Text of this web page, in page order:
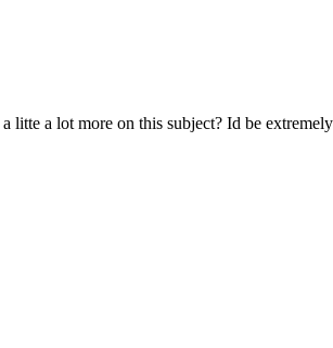
a lot more on this subject? Id be